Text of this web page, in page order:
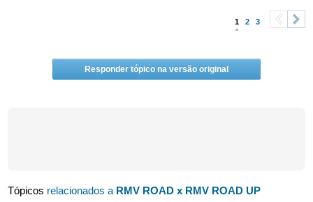
1 2 3
Responder tópico na versão original
Tópicos relacionados a RMV ROAD x RMV ROAD UP